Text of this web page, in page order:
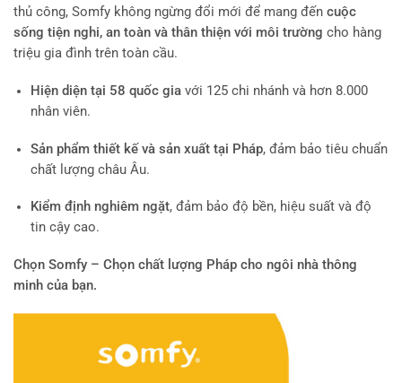
thủ công, Somfy không ngừng đổi mới để mang đến cuộc
sống tiện nghi, an toàn và thân thiện với môi trường cho hàng
triệu gia đình trên toàn cầu.
Hiện diện tại 58 quốc giavới 125 chi nhánh và hơn 8.000
nhân viên.
Sản phẩm thiết kế và sản xuất tại Pháp, đảm bảo tiêu chuẩn
chất lượng châu Âu.
Kiểm định nghiêm ngặt, đảm bảo độ bền, hiệu suất và độ
tin cậy cao.
Chọn Somfy – Chọn chất lượng Pháp cho ngôi nhà thông
minh của bạn.